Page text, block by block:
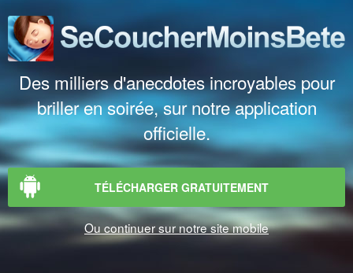
Des milliers d'anecdotes incroyables pour
briller en soirée, sur notre application
officielle.
TÉLÉCHARGER GRATUITEMENT
Ou continuer sur notre site mobile